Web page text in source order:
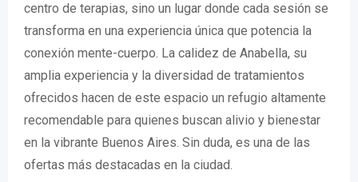
centro de terapias, sino un lugar donde cada sesión se
transforma en una experiencia única que potencia la
conexión mente-cuerpo. La calidez de Anabella, su
amplia experiencia y la diversidad de tratamientos
ofrecidos hacen de este espacio un refugio altamente
recomendable para quienes buscan alivio y bienestar
en la vibrante Buenos Aires. Sin duda, es una de las
ofertas más destacadas en la ciudad.